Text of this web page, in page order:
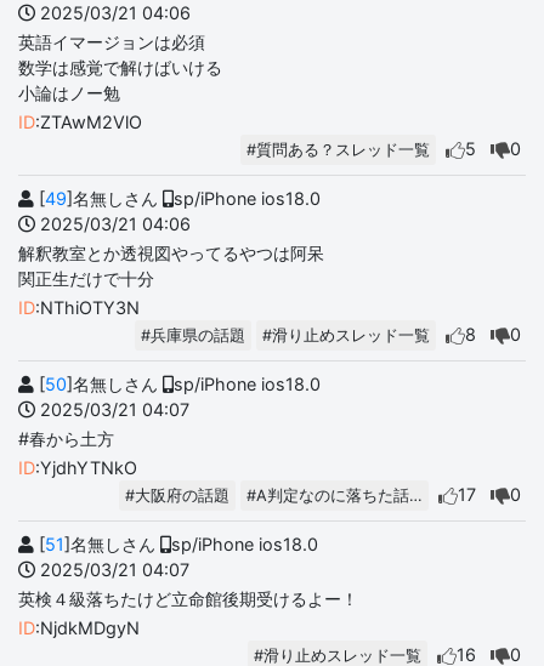
2025/03/21 04:06
英語イマージョンは必須
数学は感覚で解けばいける
小論はノー勉
ID:ZTAwM2VlO
#質問ある？スレッド一覧 5 0
[49]名無しさん
sp/iPhone ios18.0
2025/03/21 04:06
解釈教室とか透視図やってるやつは阿呆
関正生だけで十分
ID:NThiOTY3N
#兵庫県の話題 #滑り止めスレッド一覧 8 0
[50]名無しさん
sp/iPhone ios18.0
2025/03/21 04:07
#春から土方
ID:YjdhYTNkO
#大阪府の話題 #A判定なのに落ちた話… 17 0
[51]名無しさん
sp/iPhone ios18.0
2025/03/21 04:07
英検４級落ちたけど立命館後期受けるよー！
ID:NjdkMDgyN
#滑り止めスレッド一覧 16 0